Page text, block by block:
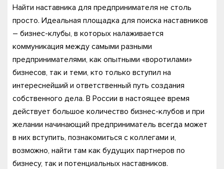
Найти наставника для предпринимателя не столь
просто. Идеальная площадка для поиска наставников
– бизнес-клубы, в которых налаживается
коммуникация между самыми разными
предпринимателями, как опытными «воротилами»
бизнесов, так и теми, кто только вступил на
интереснейший и ответственный путь создания
собственного дела. В России в настоящее время
действует большое количество бизнес-клубов и при
желании начинающий предприниматель всегда может
в них вступить, познакомиться с коллегами и,
возможно, найти там как будущих партнеров по
бизнесу, так и потенциальных наставников.